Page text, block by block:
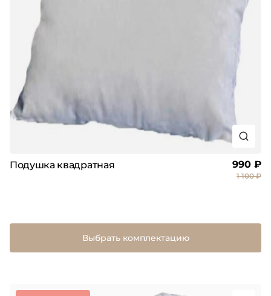
Подушка квадратная 990 ₽
1 100 ₽
Выбрать комплектацию